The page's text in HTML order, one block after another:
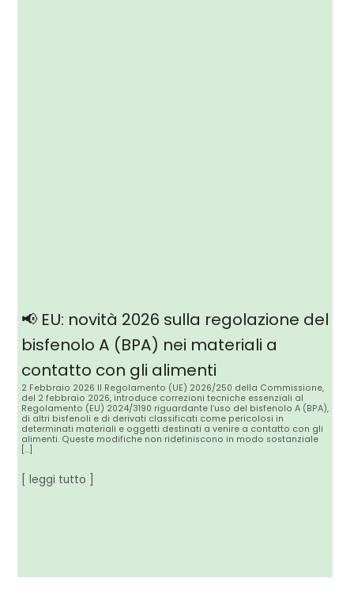
📢 EU: novità 2026 sulla regolazione del
bisfenolo A (BPA) nei materiali a
contatto con gli alimenti
2 Febbraio 2026 Il Regolamento (UE) 2026/250 della Commissione,
del 2 febbraio 2026, introduce correzioni tecniche essenziali al
Regolamento (EU) 2024/3190 riguardante l’uso del bisfenolo A (BPA),
di altri bisfenoli e di derivati classificati come pericolosi in
determinati materiali e oggetti destinati a venire a contatto con gli
alimenti. Queste modifiche non ridefiniscono in modo sostanziale
[…]
[ leggi tutto ]